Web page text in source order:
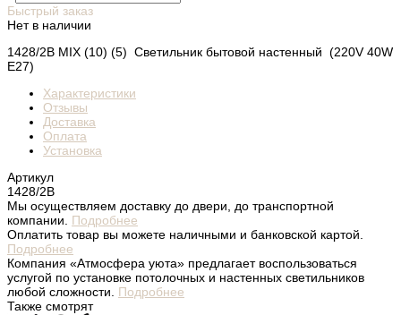
Быстрый заказ
Нет в наличии
1428/2B MIX (10) (5) Светильник бытовой настенный (220V 40W
E27)
Характеристики
Отзывы
Доставка
Оплата
Установка
Артикул
1428/2B
Мы осуществляем доставку до двери, до транспортной
компании. Подробнее
Оплатить товар вы можете наличными и банковской картой.
Подробнее
Компания «Атмосфера уюта» предлагает воспользоваться
услугой по установке потолочных и настенных светильников
любой сложности. Подробнее
Также смотрят